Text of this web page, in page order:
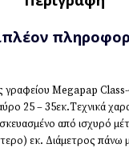
γραφείου Megapap
25 – 35εκ.Τεχνικά
από ισχυρό
εκ. Διάμετρος πάνω